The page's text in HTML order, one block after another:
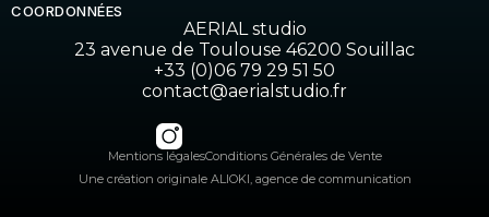
COORDONNÉES
AERIAL studio
23 avenue de Toulouse 46200 Souillac
+33 (0)06 79 29 51 50
contact@aerialstudio.fr
Mentions légalesConditions Générales de Vente
Une création originale ALIOKI, agence de communication